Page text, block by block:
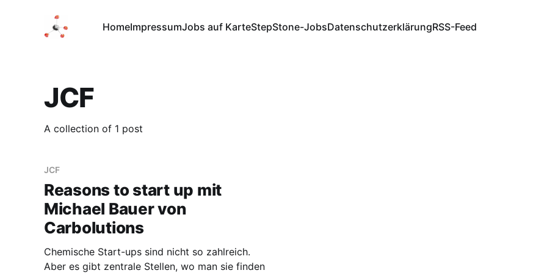
HomeImpressumJobs auf KarteStepStone-JobsDatenschutzerklärungRSS-Feed
JCF
A collection of 1 post
JCF
Reasons to start up mit
Michael Bauer von
Carbolutions
Chemische Start-ups sind nicht so zahlreich.
Aber es gibt zentrale Stellen, wo man sie finden